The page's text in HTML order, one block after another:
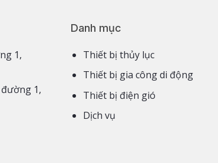
1,
đường 1,
Danh mục
Thiết bị thủy lục
Thiết bị gia công di động
Thiết bị điện gió
Dịch vụ